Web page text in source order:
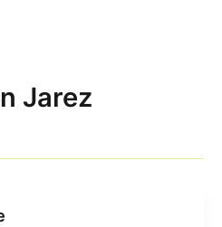
Jarez